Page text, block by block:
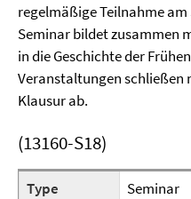
regelmäßige Teilnahme
Seminar bildet zusammen
in die Geschichte der
Veranstaltungen schließen
Klausur ab.
(13160-S18)
Type
Seminar